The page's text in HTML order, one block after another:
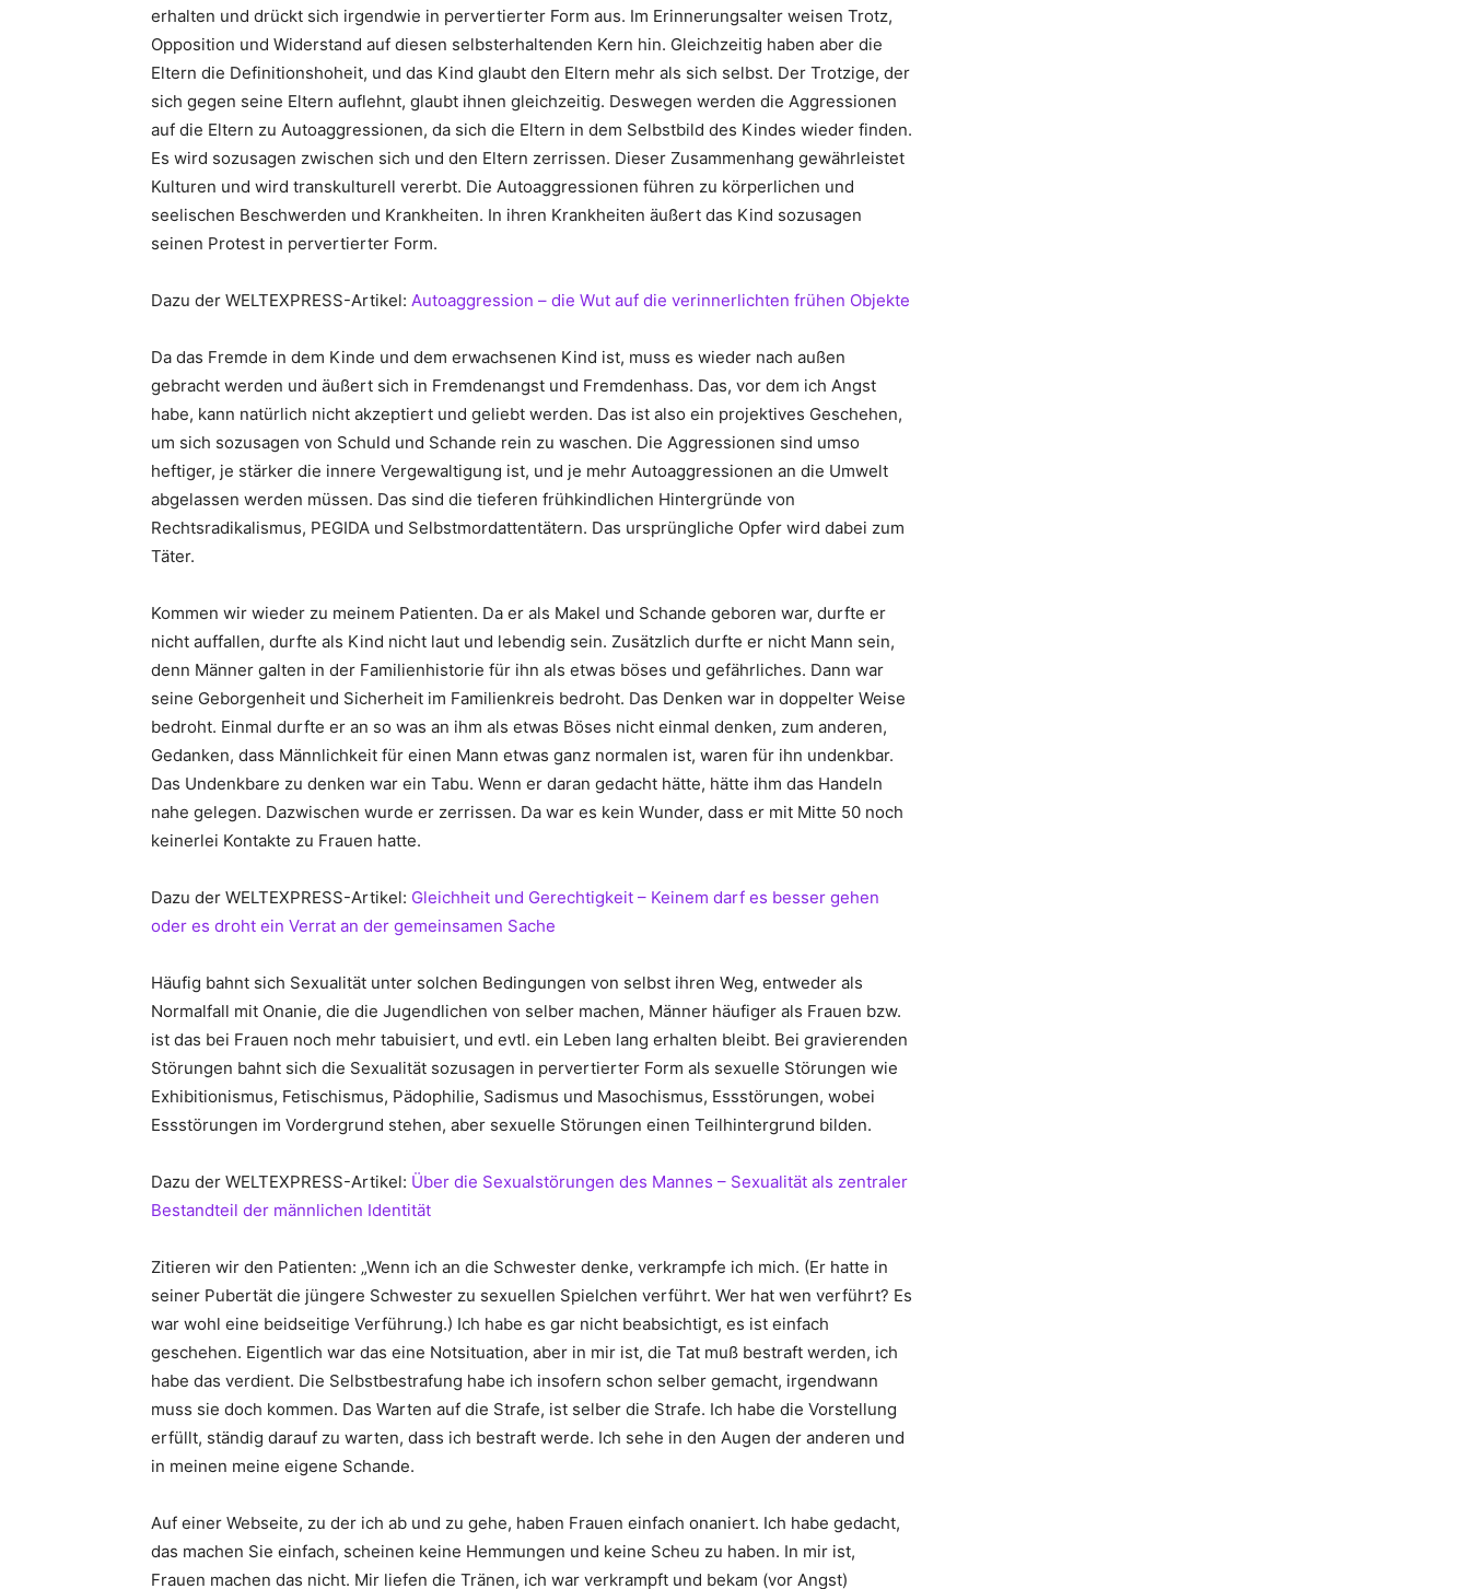
erhalten und drückt sich irgendwie in pervertierter Form aus. Im Erinnerungsalter weisen Trotz,
Opposition und Widerstand auf diesen selbsterhaltenden Kern hin. Gleichzeitig haben aber die
Eltern die Definitionshoheit, und das Kind glaubt den Eltern mehr als sich selbst. Der Trotzige, der
sich gegen seine Eltern auflehnt, glaubt ihnen gleichzeitig. Deswegen werden die Aggressionen
auf die Eltern zu Autoaggressionen, da sich die Eltern in dem Selbstbild des Kindes wieder finden.
Es wird sozusagen zwischen sich und den Eltern zerrissen. Dieser Zusammenhang gewährleistet
Kulturen und wird transkulturell vererbt. Die Autoaggressionen führen zu körperlichen und
seelischen Beschwerden und Krankheiten. In ihren Krankheiten äußert das Kind sozusagen
seinen Protest in pervertierter Form.
Dazu der WELTEXPRESS-Artikel: Autoaggression – die Wut auf die verinnerlichten frühen Objekte
Da das Fremde in dem Kinde und dem erwachsenen Kind ist, muss es wieder nach außen
gebracht werden und äußert sich in Fremdenangst und Fremdenhass. Das, vor dem ich Angst
habe, kann natürlich nicht akzeptiert und geliebt werden. Das ist also ein projektives Geschehen,
um sich sozusagen von Schuld und Schande rein zu waschen. Die Aggressionen sind umso
heftiger, je stärker die innere Vergewaltigung ist, und je mehr Autoaggressionen an die Umwelt
abgelassen werden müssen. Das sind die tieferen frühkindlichen Hintergründe von
Rechtsradikalismus, PEGIDA und Selbstmordattentätern. Das ursprüngliche Opfer wird dabei zum
Täter.
Kommen wir wieder zu meinem Patienten. Da er als Makel und Schande geboren war, durfte er
nicht auffallen, durfte als Kind nicht laut und lebendig sein. Zusätzlich durfte er nicht Mann sein,
denn Männer galten in der Familienhistorie für ihn als etwas böses und gefährliches. Dann war
seine Geborgenheit und Sicherheit im Familienkreis bedroht. Das Denken war in doppelter Weise
bedroht. Einmal durfte er an so was an ihm als etwas Böses nicht einmal denken, zum anderen,
Gedanken, dass Männlichkeit für einen Mann etwas ganz normalen ist, waren für ihn undenkbar.
Das Undenkbare zu denken war ein Tabu. Wenn er daran gedacht hätte, hätte ihm das Handeln
nahe gelegen. Dazwischen wurde er zerrissen. Da war es kein Wunder, dass er mit Mitte 50 noch
keinerlei Kontakte zu Frauen hatte.
Dazu der WELTEXPRESS-Artikel: Gleichheit und Gerechtigkeit – Keinem darf es besser gehen
oder es droht ein Verrat an der gemeinsamen Sache
Häufig bahnt sich Sexualität unter solchen Bedingungen von selbst ihren Weg, entweder als
Normalfall mit Onanie, die die Jugendlichen von selber machen, Männer häufiger als Frauen bzw.
ist das bei Frauen noch mehr tabuisiert, und evtl. ein Leben lang erhalten bleibt. Bei gravierenden
Störungen bahnt sich die Sexualität sozusagen in pervertierter Form als sexuelle Störungen wie
Exhibitionismus, Fetischismus, Pädophilie, Sadismus und Masochismus, Essstörungen, wobei
Essstörungen im Vordergrund stehen, aber sexuelle Störungen einen Teilhintergrund bilden.
Dazu der WELTEXPRESS-Artikel: Über die Sexualstörungen des Mannes – Sexualität als zentraler
Bestandteil der männlichen Identität
Zitieren wir den Patienten: „Wenn ich an die Schwester denke, verkrampfe ich mich. (Er hatte in
seiner Pubertät die jüngere Schwester zu sexuellen Spielchen verführt. Wer hat wen verführt? Es
war wohl eine beidseitige Verführung.) Ich habe es gar nicht beabsichtigt, es ist einfach
geschehen. Eigentlich war das eine Notsituation, aber in mir ist, die Tat muß bestraft werden, ich
habe das verdient. Die Selbstbestrafung habe ich insofern schon selber gemacht, irgendwann
muss sie doch kommen. Das Warten auf die Strafe, ist selber die Strafe. Ich habe die Vorstellung
erfüllt, ständig darauf zu warten, dass ich bestraft werde. Ich sehe in den Augen der anderen und
in meinen meine eigene Schande.
Auf einer Webseite, zu der ich ab und zu gehe, haben Frauen einfach onaniert. Ich habe gedacht,
das machen Sie einfach, scheinen keine Hemmungen und keine Scheu zu haben. In mir ist,
Frauen machen das nicht. Mir liefen die Tränen, ich war verkrampft und bekam (vor Angst)